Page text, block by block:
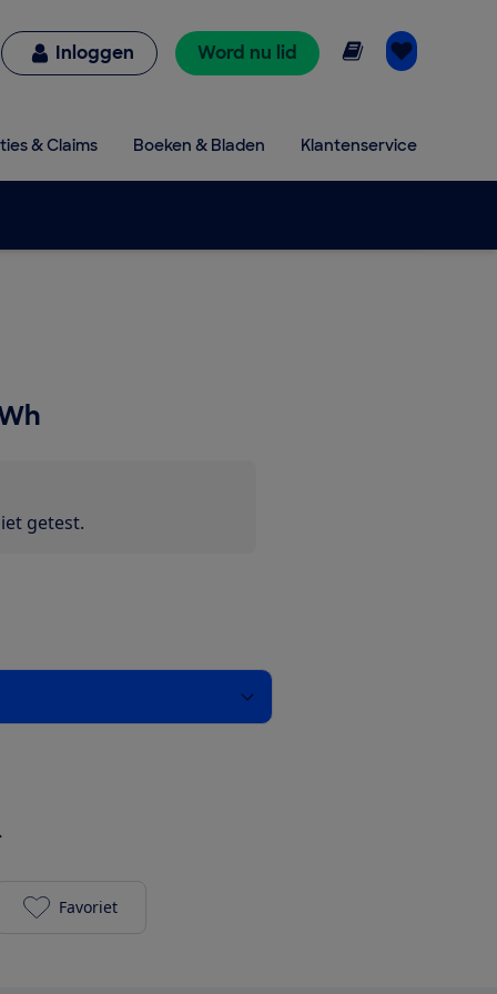
Inloggen Word nu lid Online lezen
& Claims Boeken & Bladen Klantenservice
getest.
Giant Anytour E+ 4 500Wh toevoegen aan je
Favoriet